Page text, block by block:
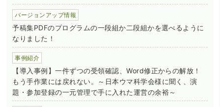
バージョンアップ情報
予稿集PDFのプログラムの一段組か二段組かを選べるように
なりました！
事例紹介
【導入事例】一件ずつの受領確認、Word修正からの解放！
もう手作業には戻れない。～日本ウマ科学会様に聞く、演
題・参加登録の一元管理で手に入れた運営の余裕～